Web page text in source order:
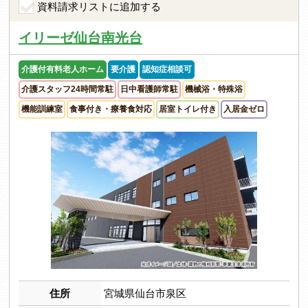
資料請求リストに追加する
イリーゼ仙台南光台
介護付有料老人ホーム 要介護 認知症相談可
介護スタッフ24時間常駐 日中看護師常駐 機械浴・特殊浴
機能訓練室 食事付き・療養食対応 居室トイレ付き 入居金ゼロ
住所 宮城県仙台市泉区